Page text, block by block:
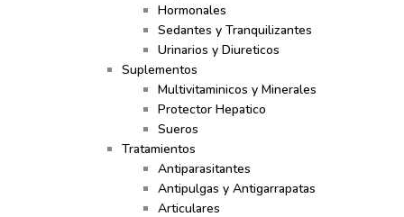
Hormonales
Sedantes y Tranquilizantes
Urinarios y Diureticos
Suplementos
Multivitaminicos y Minerales
Protector Hepatico
Sueros
Tratamientos
Antiparasitantes
Antipulgas y Antigarrapatas
Articulares